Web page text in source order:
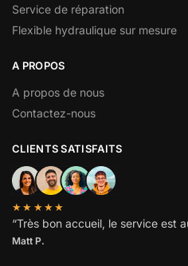
Service de réparation
Flexible hydraulique sur mesure
A PROPOS
A propos de nous
Contactez-nous
CLIENTS SATISFAITS
★★★★★
“Très bon accueil, le service est
Matt P.